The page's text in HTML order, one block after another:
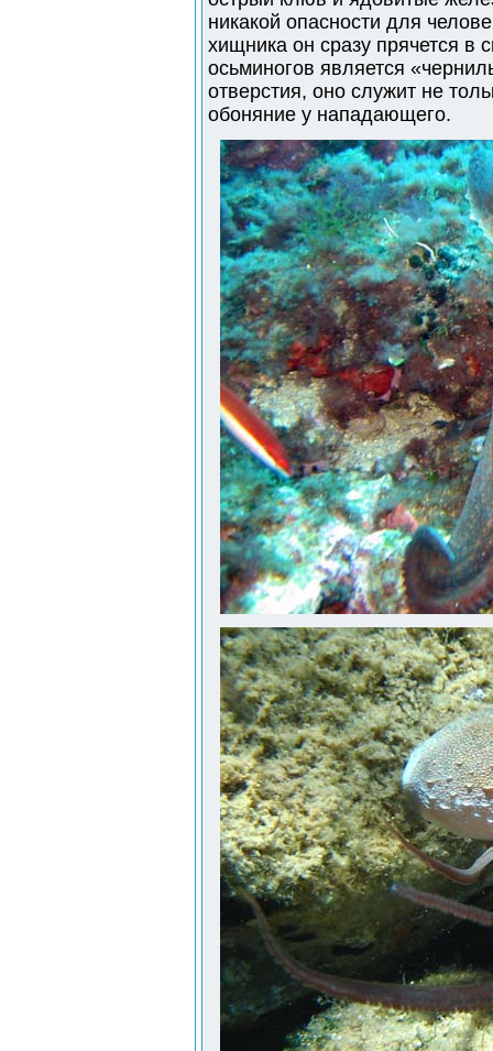
никакой опасности для
хищника он сразу прячется
осьминогов является
отверстия, оно служит не
обоняние у нападающего.